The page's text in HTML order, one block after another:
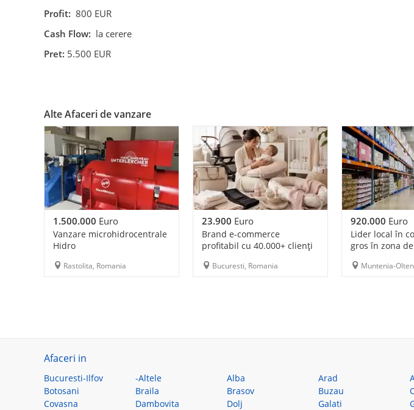
Profit: 800 EUR
Cash Flow: la cerere
Pret: 5.500 EUR
Alte Afaceri de vanzare
1.500.000 Euro
Vanzare microhidrocentrale
Hidro
Rastolita, Romania
23.900 Euro
Brand e-commerce
profitabil cu 40.000+ clienți
Bucuresti, Romania
920.000 Euro
Lider local în
gros în zona
Muntenia-
Afaceri in
Bucuresti-Ilfov -Altele Alba Arad
Botosani
Braila Brasov Buzau
Covasna
Dambovita Dolj Galati